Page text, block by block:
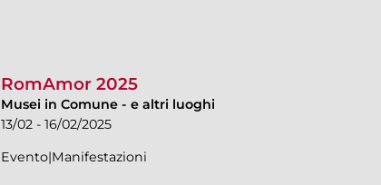
RomAmor 2025
Musei in Comune - e altri luoghi
13/02 - 16/02/2025
Evento|Manifestazioni